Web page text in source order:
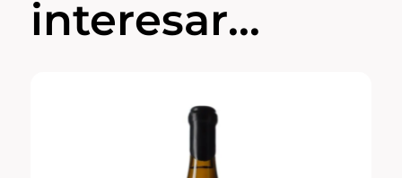
interesar...